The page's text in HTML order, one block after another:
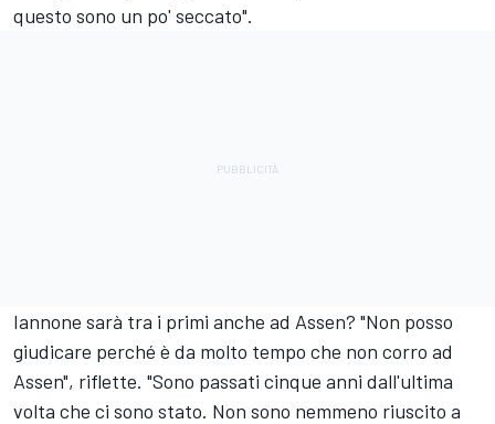
questo sono un po' seccato".
Iannone sarà tra i primi anche ad Assen? "Non posso
giudicare perché è da molto tempo che non corro ad
Assen", riflette. "Sono passati cinque anni dall'ultima
volta che ci sono stato. Non sono nemmeno riuscito a